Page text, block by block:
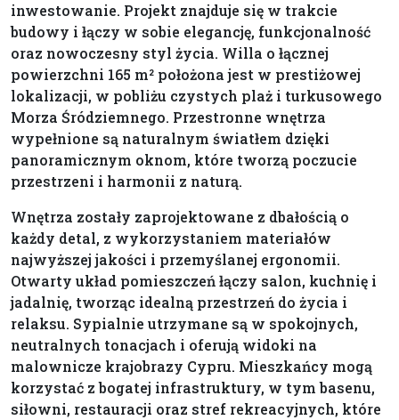
inwestowanie. Projekt znajduje się w trakcie
budowy i łączy w sobie elegancję, funkcjonalność
oraz nowoczesny styl życia. Willa o łącznej
powierzchni 165 m² położona jest w prestiżowej
lokalizacji, w pobliżu czystych plaż i turkusowego
Morza Śródziemnego. Przestronne wnętrza
wypełnione są naturalnym światłem dzięki
panoramicznym oknom, które tworzą poczucie
przestrzeni i harmonii z naturą.
Wnętrza zostały zaprojektowane z dbałością o
każdy detal, z wykorzystaniem materiałów
najwyższej jakości i przemyślanej ergonomii.
Otwarty układ pomieszczeń łączy salon, kuchnię i
jadalnię, tworząc idealną przestrzeń do życia i
relaksu. Sypialnie utrzymane są w spokojnych,
neutralnych tonacjach i oferują widoki na
malownicze krajobrazy Cypru. Mieszkańcy mogą
korzystać z bogatej infrastruktury, w tym basenu,
siłowni, restauracji oraz stref rekreacyjnych, które